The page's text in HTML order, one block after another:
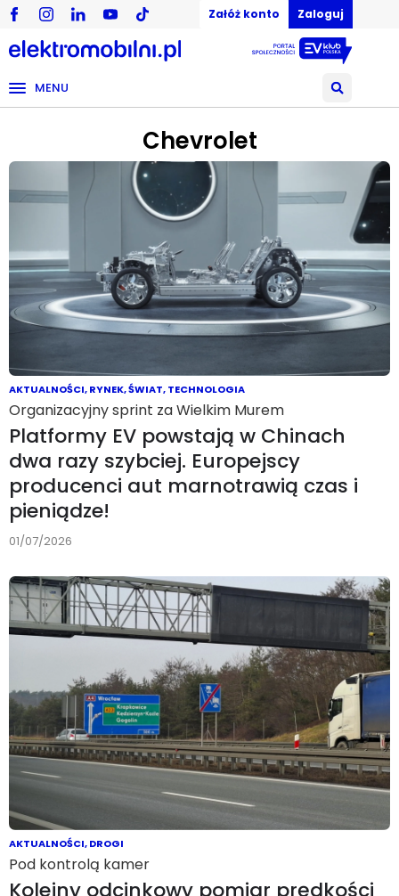
Załóż konto Zaloguj
MENU
Chevrolet
AKTUALNOŚCI,RYNEK,ŚWIAT,TECHNOLOGIA
Organizacyjny sprint za Wielkim Murem
Platformy EV powstają w Chinach
dwa razy szybciej. Europejscy
producenci aut marnotrawią czas i
pieniądze!
01/07/2026
AKTUALNOŚCI,DROGI
Pod kontrolą kamer
Kolejny odcinkowy pomiar prędkości